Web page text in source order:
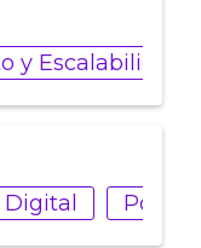
y Escalabilidad